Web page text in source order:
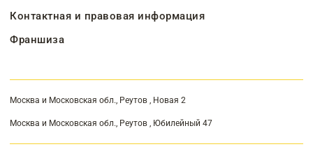
Контактная и правовая информация
Франшиза
Москва и Московская обл., Реутов , Новая 2
Москва и Московская обл., Реутов , Юбилейный 47